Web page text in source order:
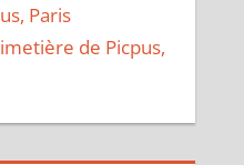
Paris
de Picpus,